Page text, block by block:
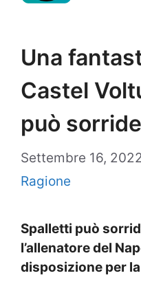
Una
Castel
può
Settembre 16, 2022
Ragione
Spalletti può
l’allenatore del
disposizione per